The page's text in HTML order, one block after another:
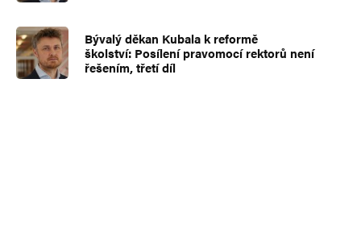
Bývalý děkan Kubala k reformě
školství: Posílení pravomocí rektorů není
řešením, třetí díl